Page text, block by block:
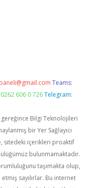
Teams:
606 0 726 Telegram:
gereğince Bilgi Teknolojileri
bir Yer Sağlayıcı
sitedeki içerikleri proaktif
bulunmamaktadır.
taşımakta olup,
sayılırlar. Bu internet